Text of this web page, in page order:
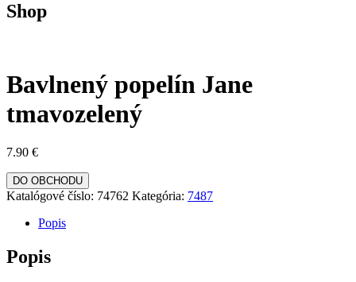
Shop
Bavlnený popelín Jane
tmavozelený
7.90 €
DO OBCHODU
Katalógové číslo: 74762 Kategória: 7487
Popis
Popis